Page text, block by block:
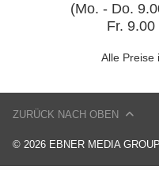
(Mo. - Do.
Fr.
Alle Preise
© 2026 EBNER MEDIA
ZURÜCK NACH OBEN